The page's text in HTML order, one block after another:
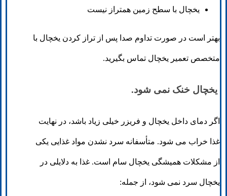
یخچال با سطح زمین همتراز نیست
بهتر است در صورت تداوم صدا پس از تراز کردن یخچال با
متخصص تعمیر یخچال تماس بگیرید.
یخچال خنک نمی شود.
اگر دمای داخل یخچال و فریزر خیلی زیاد باشد، در نهایت
غذا خراب می شود. متأسفانه سرد نشدن مواد غذایی یکی
از مشکلات همیشگی یخچال سام است. غذا به دلایلی در
یخچال سرد نمی شود، از جمله: